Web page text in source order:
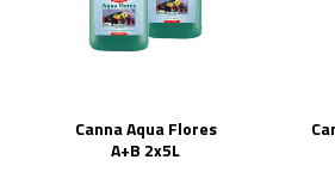
Canna Aqua Flores
A+B 2x5L